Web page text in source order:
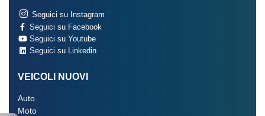
Seguici su Instagram
Seguici su Facebook
Seguici su Youtube
Seguici su Linkedin
VEICOLI NUOVI
Auto
Moto